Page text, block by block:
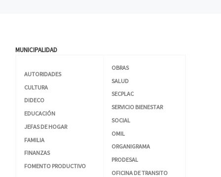
MUNICIPALIDAD
AUTORIDADES
CULTURA
DIDECO
EDUCACIÓN
JEFAS DE HOGAR
FAMILIA
FINANZAS
FOMENTO PRODUCTIVO
OBRAS
SALUD
SECPLAC
SERVICIO BIENESTAR
SOCIAL
OMIL
ORGANIGRAMA
PRODESAL
OFICINA DE TRANSITO